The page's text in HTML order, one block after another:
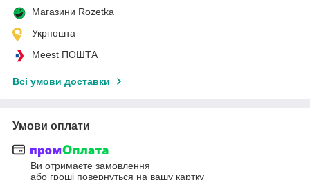
Магазини Rozetka
Укрпошта
Meest ПОШТА
Всі умови доставки
Умови оплати
Ви отримаєте замовлення
або гроші повернуться на вашу картку